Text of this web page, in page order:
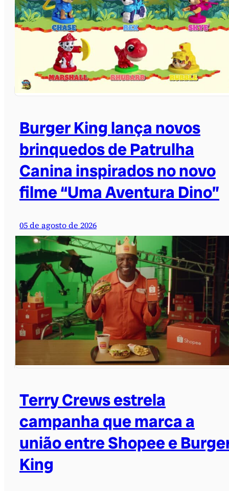
Burger King lança novos
brinquedos de Patrulha
Canina inspirados no novo
filme “Uma Aventura Dino”
05 de agosto de 2026
Terry Crews estrela
campanha que marca a
união entre Shopee e
King